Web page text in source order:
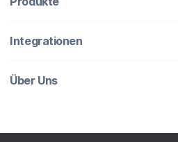
Integrationen
Über Uns